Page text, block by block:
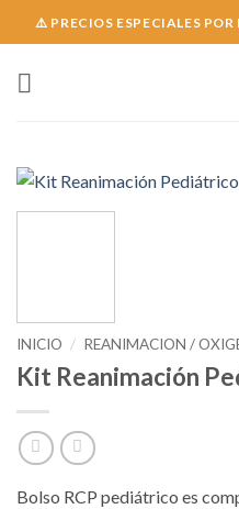
to
⚠️ PRECIOS ESPECIALES
INICIO / REANIMACION /
Kit Reanimación
Bolso RCP pediátrico es